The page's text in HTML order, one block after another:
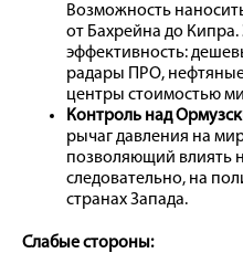
Возможность
от Бахрейна до
эффективность:
радары ПРО,
центры стоимостью
Контроль над
рычаг давления на
позволяющий влиять
следовательно, на
странах Запада.
Слабые стороны: